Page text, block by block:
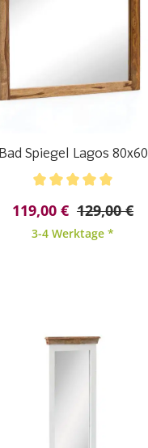
Bad Spiegel Lagos 80x60
119,00 € 129,00 €
3-4 Werktage *